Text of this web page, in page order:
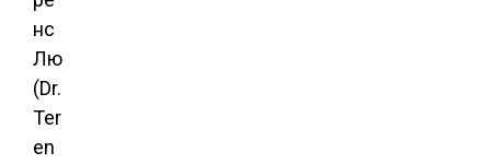
нс
Лю
(Dr.
Ter
en